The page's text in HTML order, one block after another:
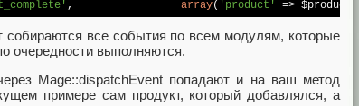
, array( 'product' => $product,
все события по всем модулям, которые
очередности выполняются.
Mage::dispatchEvent попадают и на ваш метод
примере сам продукт, который добавлялся, а